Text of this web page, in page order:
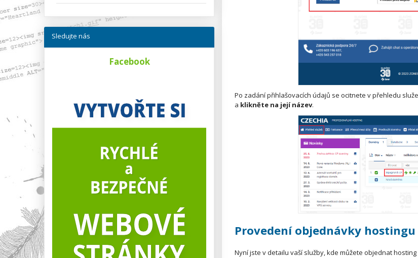
Po zadání přihlašovacích údajů se ocitnete v přehledu
a klikněte na její název.
Provedení objednávky hostingu
Nyní jste v detailu vaší služby, kde můžete objednat
Sledujte nás
Facebook